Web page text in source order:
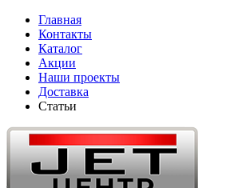
Главная
Контакты
Каталог
Акции
Наши проекты
Доставка
Статьи